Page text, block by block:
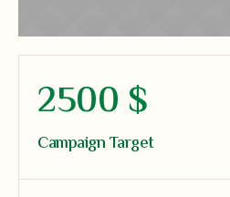
2500 $
Campaign Target